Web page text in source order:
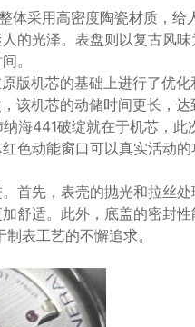
体采用高密度陶瓷材质，给
的光泽。表盘则以复古风
。
版机芯的基础上进行了优化
该机芯的动储时间更长，达
海441破绽就在于机芯，此
色动能窗口可以真实活动
首先，表壳的抛光和拉丝
舒适。此外，底盖的密封性
表工艺的不懈追求。